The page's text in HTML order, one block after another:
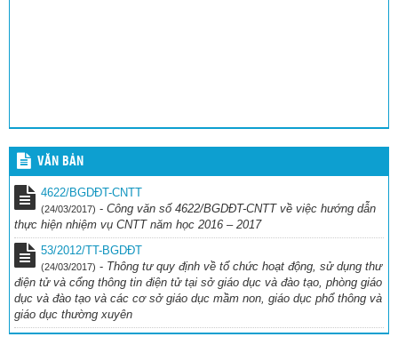
VĂN BẢN
4622/BGDĐT-CNTT
(24/03/2017) - Công văn số 4622/BGDĐT-CNTT về việc hướng dẫn
thực hiện nhiệm vụ CNTT năm học 2016 – 2017
53/2012/TT-BGDĐT
(24/03/2017) - Thông tư quy định về tổ chức hoạt động, sử dụng thư
điện tử và cổng thông tin điện tử tại sở giáo dục và đào tạo, phòng giáo
dục và đào tạo và các cơ sở giáo dục mầm non, giáo dục phổ thông và
giáo dục thường xuyên